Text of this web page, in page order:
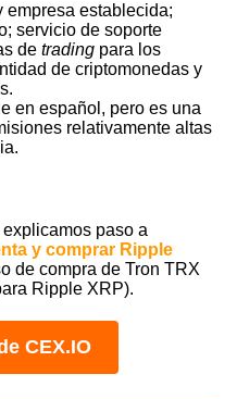
empresa establecida;
servicio de soporte
detrading para los
de criptomonedas y
en español, pero es una
relativamente altas
paso a
y comprar Ripple
de compra de Tron TRX
Ripple XRP).
CEX.IO